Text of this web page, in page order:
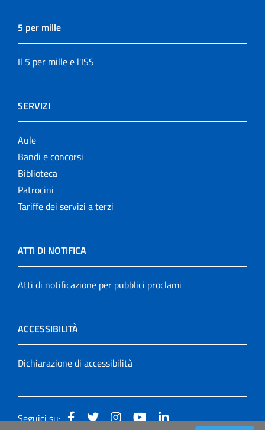
5 per mille
Il 5 per mille e l'ISS
SERVIZI
Aule
Bandi e concorsi
Biblioteca
Patrocini
Tariffe dei servizi a terzi
ATTI DI NOTIFICA
Atti di notificazione per pubblici proclami
ACCESSIBILITÀ
Dichiarazione di accessibilità
Seguici su: